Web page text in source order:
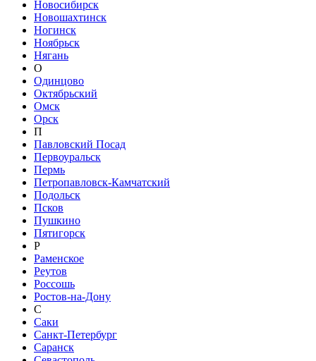
Новосибирск
Новошахтинск
Ногинск
Ноябрьск
Нягань
О
Одинцово
Октябрьский
Омск
Орск
П
Павловский Посад
Первоуральск
Пермь
Петропавловск-Камчатский
Подольск
Псков
Пушкино
Пятигорск
Р
Раменское
Реутов
Россошь
Ростов-на-Дону
С
Саки
Санкт-Петербург
Саранск